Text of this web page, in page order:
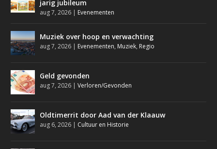
jarig jubileum
aug 7, 2026 | Evenementen
Muziek over hoop en verwachting
aug 7, 2026 | Evenementen, Muziek, Regio
Geld gevonden
aug 7, 2026 |Verloren/Gevonden
Oldtimerrit door Aad van der Klaauw
aug 6, 2026 | Cultuur en Historie